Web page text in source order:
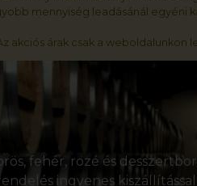
mennyiség leadásánál egyéni
akciós árak csak a
fehér, rozé és
ingyenes